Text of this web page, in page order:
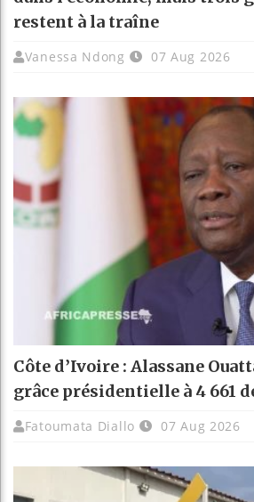
restent à la traîne
Vanessa Ndong 07 Aug 2026
Côte d’Ivoire : Alassane
grâce présidentielle à 4 661
Fatoumata Diallo 07 Aug 2026